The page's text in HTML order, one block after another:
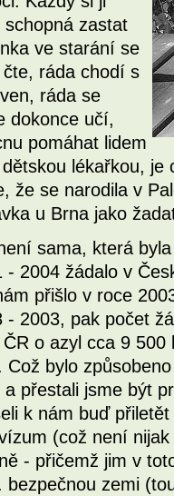
zastat
ve starání se
ráda chodí s
ráda se
dokonce učí,
pomáhat lidem
lékařkou,
že se narodila v
u Brna jako
sama, která
- 2004 žádalo v
přišlo v roce
- 2003, pak počet
o azyl cca 9
Což bylo
a přestali jsme být
k nám buď
(což není
- přičemž jim v
bezpečnou zemi